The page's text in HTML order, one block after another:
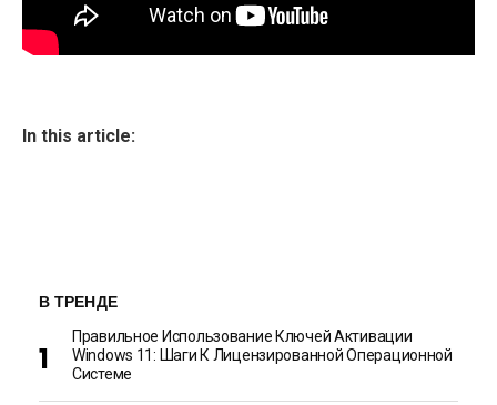
In this article:
В ТРЕНДЕ
Правильное Использование Ключей Активации
Windows 11: Шаги К Лицензированной Операционной
Системе